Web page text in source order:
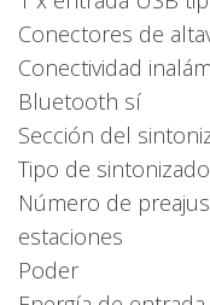
Conectores de
Conectividad
Bluetooth sí
Sección del
Tipo de
Número de
estaciones
Poder